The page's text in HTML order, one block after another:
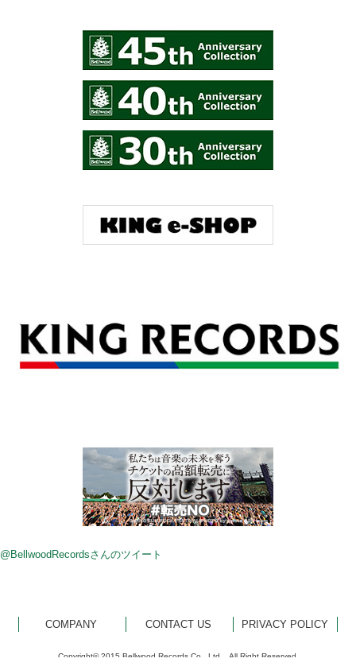
@BellwoodRecordsさんのツイート
COMPANY CONTACT US PRIVACY POLICY
Copyright© 2015 Bellwood Records Co., Ltd... All Right Reserved.